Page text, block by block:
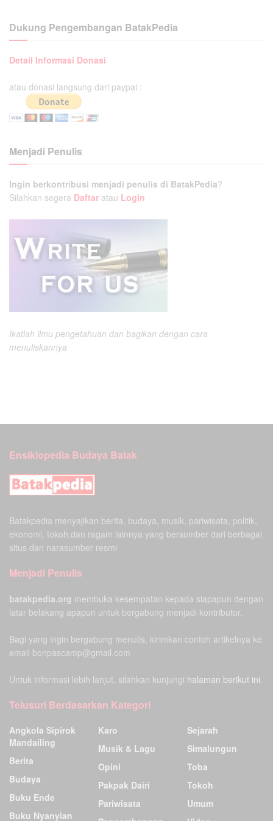
Dukung Pengembangan BatakPedia
Detail Informasi Donasi
atau donasi langsung dari paypal :
Menjadi Penulis
Ingin berkontribusi menjadi penulis di BatakPedia?
Silahkan segera Daftar atau Login
Ikatlah ilmu pengetahuan dan bagikan dengan cara
menuliskannya
Ensiklopedia Budaya Batak
Batakpedia menyajikan berita, budaya, musik, pariwisata, politik,
ekonomi, tokoh,dan ragam lainnya yang bersumber dari berbagai
situs dan narasumber resmi
Menjadi Penulis
batakpedia.org membuka kesempatan kepada siapapun dengan
latar belakang apapun untuk bergabung menjadi kontributor.
Bagi yang ingin bergabung menulis, kirimkan contoh artikelnya ke
email bonpascamp@gmail.com
Untuk informasi lebih lanjut, silahkan kunjungi halaman berikut ini.
Telusuri Berdasarkan Kategori
Angkola Sipirok
Mandailing
Berita
Budaya
Buku Ende
Buku Nyanyian
Karo
Musik & Lagu
Opini
Pakpak Dairi
Pariwisata
Sejarah
Simalungun
Toba
Tokoh
Umum